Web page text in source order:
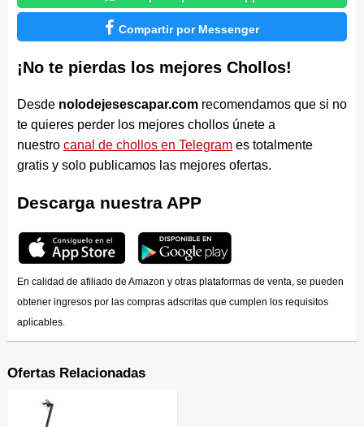
 Compartir por Messenger
¡No te pierdas los mejores Chollos!
Desde nolodejesescapar.comrecomendamos que si no
te quieres perder los mejores chollos únete a
nuestro canal de chollos en Telegrames totalmente
gratis y solo publicamos las mejores ofertas.
Descarga nuestra APP
En calidad de afiliado de Amazon y otras plataformas de venta, se pueden
obtener ingresos por las compras adscritas que cumplen los requisitos
aplicables.
Ofertas Relacionadas